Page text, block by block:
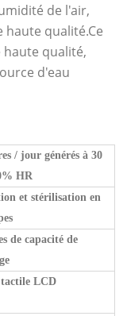
de l'air,
qualité.Ce
qualité,
d'eau
/ jour générés à 30
HR
et stérilisation en
de capacité de
LCD